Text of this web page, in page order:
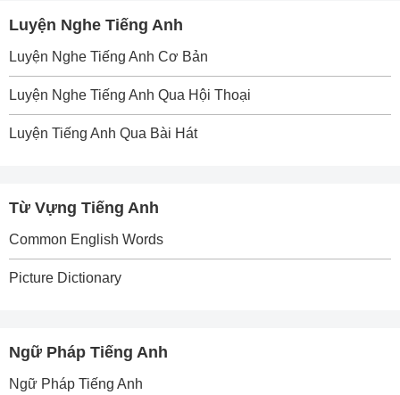
Luyện Nghe Tiếng Anh
Luyện Nghe Tiếng Anh Cơ Bản
Luyện Nghe Tiếng Anh Qua Hội Thoại
Luyện Tiếng Anh Qua Bài Hát
Từ Vựng Tiếng Anh
Common English Words
Picture Dictionary
Ngữ Pháp Tiếng Anh
Ngữ Pháp Tiếng Anh